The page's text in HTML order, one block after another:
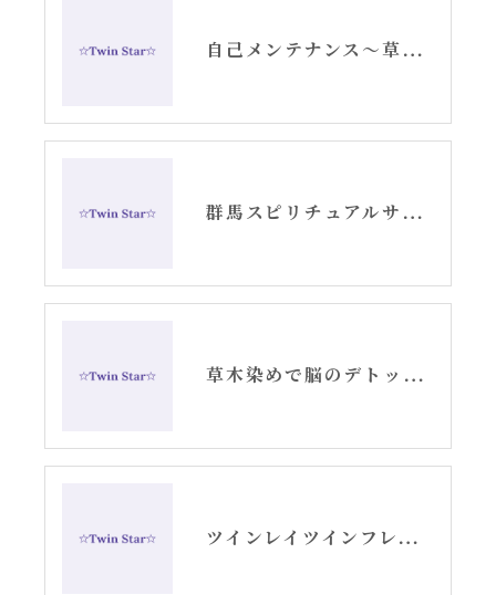
自己メンテナンス〜草木染めに行ったらバッタリ嬉しい再会♪
群馬スピリチュアルサロン・アリーシャの呟きブログ
草木染めで脳のデトックス⭐︎
ツインレイツインフレイム・アリーシャの日常ブログ